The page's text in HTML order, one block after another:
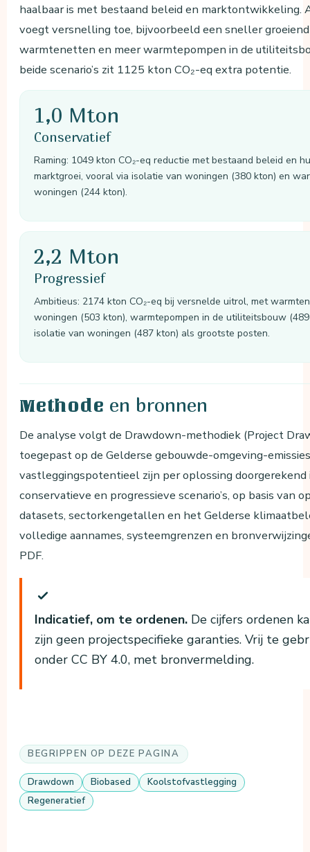
haalbaar is met bestaand beleid en marktontwikkeling.
voegt versnelling toe, bijvoorbeeld een sneller
warmtenetten en meer warmtepompen in de
beide scenario’s zit 1125 kton CO₂-eq extra potentie.
1,0 Mton
Conservatief
Raming: 1049 kton CO₂-eq reductie met bestaand beleid en
marktgroei, vooral via isolatie van woningen (380 kton) en
woningen (244 kton).
2,2 Mton
Progressief
Ambitieus: 2174 kton CO₂-eq bij versnelde uitrol, met
woningen (503 kton), warmtepompen in de utiliteitsbouw
isolatie van woningen (487 kton) als grootste posten.
Methode en bronnen
De analyse volgt de Drawdown-methodiek (Project
toegepast op de Gelderse gebouwde-omgeving-
vastleggingspotentieel zijn per oplossing doorgerekend
conservatieve en progressieve scenario’s, op basis van
datasets, sectorkengetallen en het Gelderse
volledige aannames, systeemgrenzen en
PDF.
Indicatief, om te ordenen. De cijfers ordenen
zijn geen projectspecifieke garanties. Vrij te
onder CC BY 4.0, met bronvermelding.
BEGRIPPEN OP DEZE PAGINA
Drawdown Biobased
Koolstofvastlegging
Regeneratief